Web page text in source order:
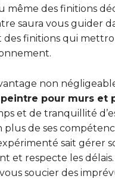
même des finitions
saura vous guider
des finitions qui
non
pour murs et
et de tranquillité
plus de ses
sait gérer
et respecte les délais.
soucier des